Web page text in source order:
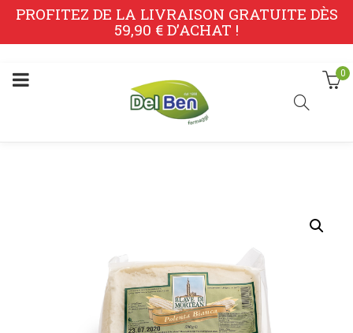
PROFITEZ DE LA LIVRAISON GRATUITE DÈS
59,90 € D’ACHAT !
0